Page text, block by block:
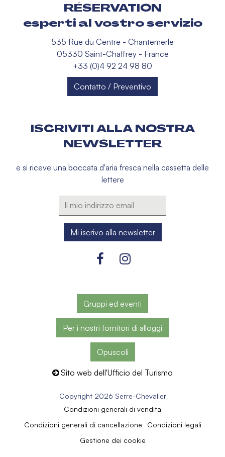
RÉSERVATION
esperti al vostro servizio
535 Rue du Centre - Chantemerle
05330 Saint-Chaffrey - France
+33 (0)4 92 24 98 80
Contatto / Preventivo
ISCRIVITI ALLA NOSTRA
NEWSLETTER
e si riceve una boccata d'aria fresca nella cassetta delle
lettere
Gruppi ed eventi
Per i nostri fornitori di alloggi
Opuscoli
Sito web dell'Ufficio del Turismo
Copyright 2026 Serre-Chevalier
Condizioni generali di vendita
Condizioni generali di cancellazione
Condizioni legali
Gestione dei cookie